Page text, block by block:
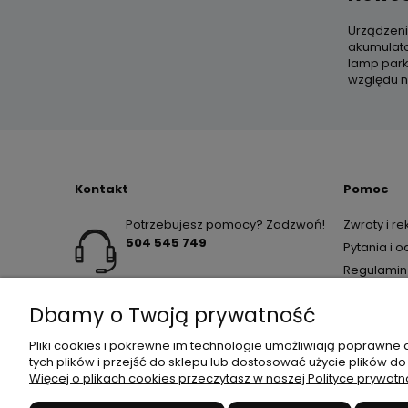
lamp
względu
Kontakt
Potrzebujesz pomocy? Zadzwoń!
504 545 749
Pomoc
Zwroty i
Pytania i
Regulamin
Dbamy o Twoją prywatność
Pliki cookies i pokrewne im technologie umożliwiają
tych plików i przejść do sklepu lub dostosować użycie plików
Więcej o plikach cookies przeczytasz w naszej Polityce